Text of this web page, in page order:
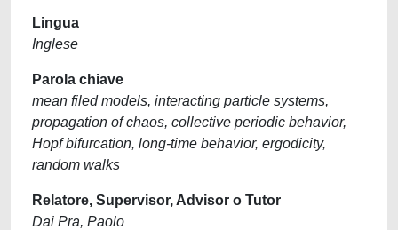
Lingua
Inglese
Parola chiave
mean filed models, interacting particle systems,
propagation of chaos, collective periodic behavior,
Hopf bifurcation, long-time behavior, ergodicity,
random walks
Relatore, Supervisor, Advisor o Tutor
Dai Pra, Paolo